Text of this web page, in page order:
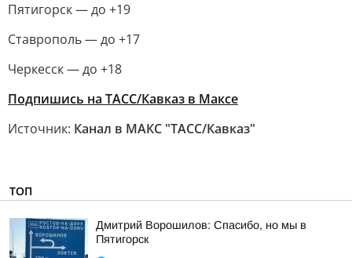
Пятигорск — до +19
Ставрополь — до +17
Черкесск — до +18
Подпишись на ТАСС/Кавказ в Максе
Источник: Канал в МАКС "ТАСС/Кавказ"
ТОП
Дмитрий Ворошилов: Спасибо, но мы в
Пятигорск